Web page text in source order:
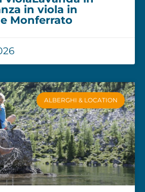
in viola in
Monferrato
ALBERGHI & LOCATION